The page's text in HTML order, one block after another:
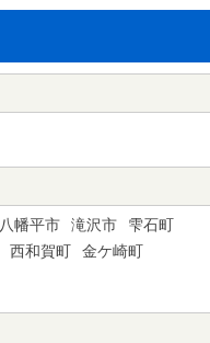
八幡平市 滝沢市
雫石町
西和賀町
金ケ崎町